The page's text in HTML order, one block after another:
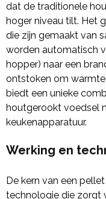
dat de traditionele
hoger niveau tilt. Het
die zijn gemaakt van
worden automatisch
hopper) naar een
ontstoken om
biedt een unieke
houtgerookt voedsel
keukenapparatuur.
Werking en
De kern van een
technologie die zorgt